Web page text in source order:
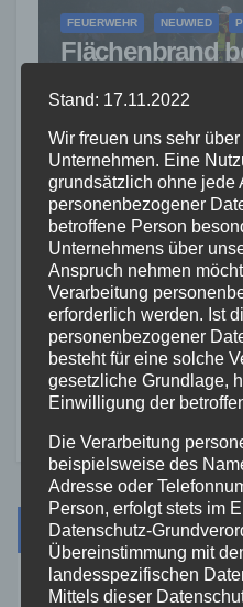
FEUERWEHR NEUWIED
Flächenbrand
Übergreifen auf
FEUERWEHR NEUWIED
Waldbrand bei
schnell
warnt vor
7. AUG. 2026
Suche
Stand: 17.11.2022
Wir freuen uns sehr
Unternehmen. Eine
grundsätzlich ohne jede
personenbezogener
betroffene Person
Unternehmens über
Anspruch nehmen
Verarbeitung
erforderlich werden. Ist
personenbezogener
besteht für eine solche
gesetzliche Grundlage,
Einwilligung der
Die Verarbeitung
beispielsweise des
Adresse oder
Person, erfolgt stets im
Datenschutz-
Übereinstimmung mit
landesspezifischen
Mittels dieser